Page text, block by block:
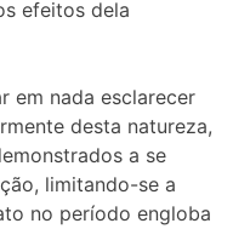
efeitos dela
em nada esclarecer
desta natureza,
a se
limitando-se a
no período engloba